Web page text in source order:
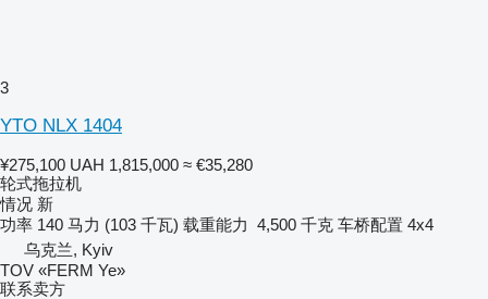
3
YTO NLX 1404
¥275,100 UAH 1,815,000 ≈ €35,280
轮式拖拉机
情况 新
功率 140 马力 (103 千瓦) 载重能力 4,500 千克 车桥配置 4x4
乌克兰, Kyiv
TOV «FERM Ye»
联系卖方